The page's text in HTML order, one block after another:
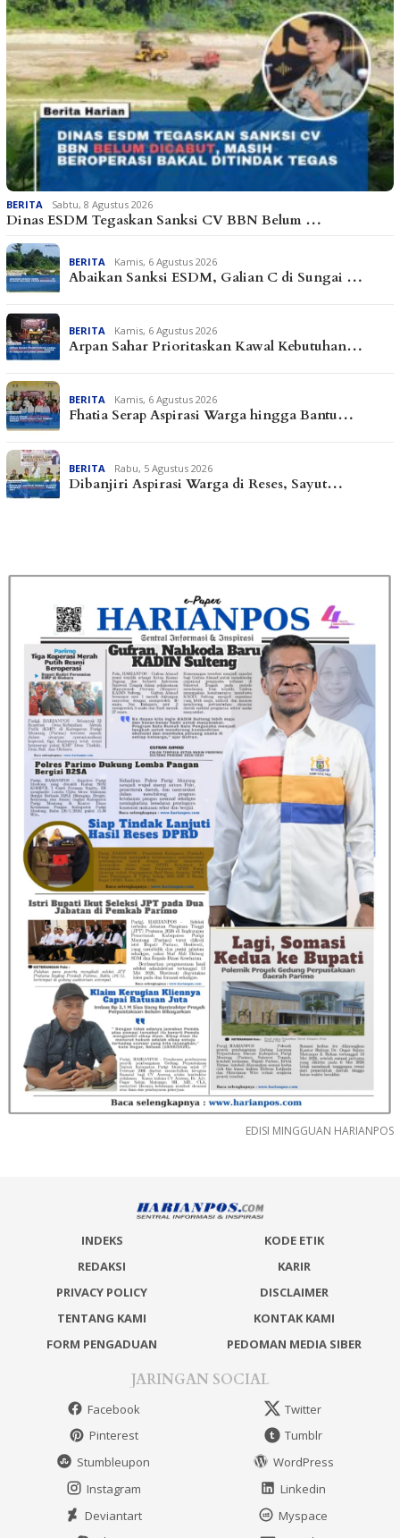
BERITA Sabtu, 8 Agustus 2026
Dinas ESDM Tegaskan Sanksi CV BBN Belum …
BERITA Kamis, 6 Agustus 2026
Abaikan Sanksi ESDM, Galian C di Sungai …
BERITA Kamis, 6 Agustus 2026
Arpan Sahar Prioritaskan Kawal Kebutuhan…
BERITA Kamis, 6 Agustus 2026
Fhatia Serap Aspirasi Warga hingga Bantu…
BERITA Rabu, 5 Agustus 2026
Dibanjiri Aspirasi Warga di Reses, Sayut…
EDISI MINGGUAN HARIANPOS
INDEKS
KODE ETIK
REDAKSI
KARIR
PRIVACY POLICY
DISCLAIMER
TENTANG KAMI
KONTAK KAMI
FORM PENGADUAN
PEDOMAN MEDIA SIBER
JARINGAN SOCIAL
Facebook
Twitter
Pinterest
Tumblr
Stumbleupon
WordPress
Instagram
Linkedin
Deviantart
Myspace